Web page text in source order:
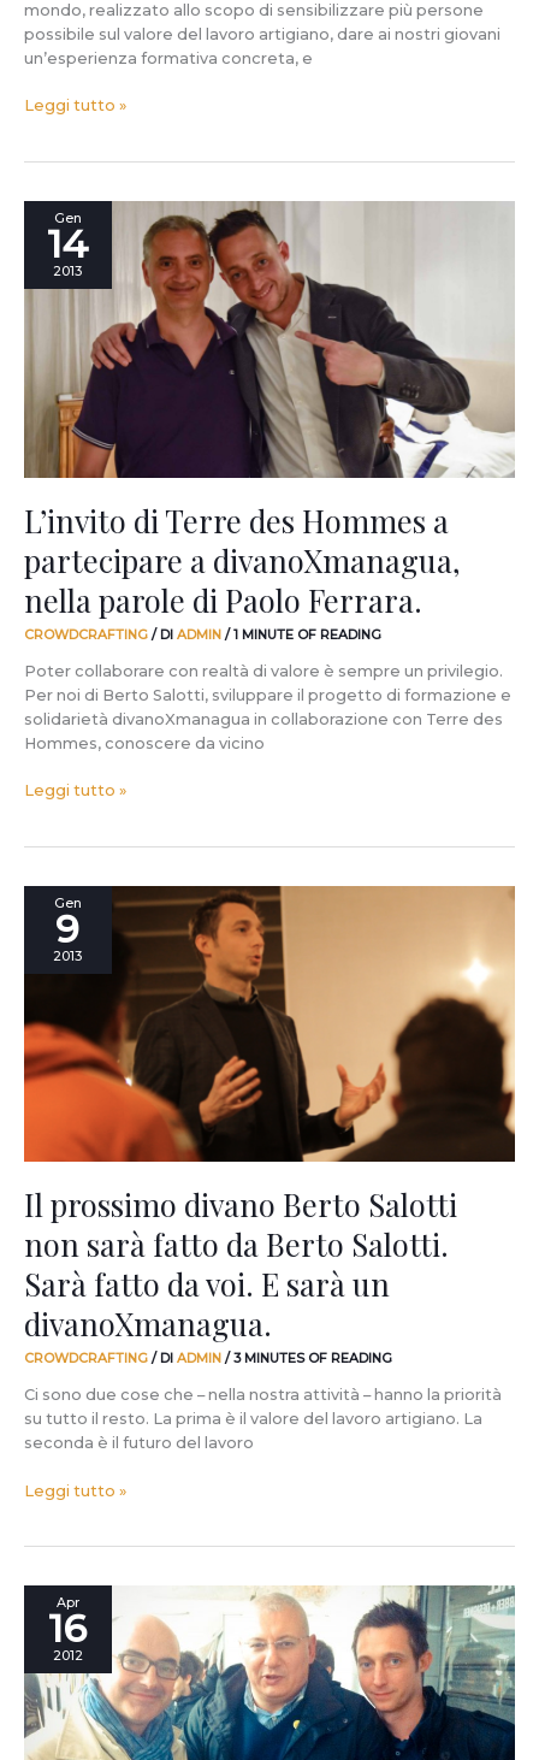
mondo, realizzato allo scopo di sensibilizzare più persone
possibile sul valore del lavoro artigiano, dare ai nostri giovani
un’esperienza formativa concreta, e
Leggi tutto »
Gen
14
2013
L’invito di Terre des Hommes a
partecipare a divanoXmanagua,
nella parole di Paolo Ferrara.
CROWDCRAFTING / DI ADMIN /1 MINUTE OF READING
Poter collaborare con realtà di valore è sempre un privilegio.
Per noi di Berto Salotti, sviluppare il progetto di formazione e
solidarietà divanoXmanagua in collaborazione con Terre des
Hommes, conoscere da vicino
L’invito
Terre
partecipare
divanoXmanagua,
nella
di
Ferrara.
Leggi tutto »
Gen
9
2013
Il prossimo divano Berto Salotti
non sarà fatto da Berto Salotti.
Sarà fatto da voi. E sarà un
divanoXmanagua.
CROWDCRAFTING / DI ADMIN /3 MINUTES OF READING
Ci sono due cose che – nella nostra attività – hanno la priorità
su tutto il resto. La prima è il valore del lavoro artigiano. La
seconda è il futuro del lavoro
prossimo
divano
sarà
fatto
da
Salotti.
Sarà
E
sarà
divanoXmanagua.
Leggi tutto »
Apr
16
2012
giorno
FuoriSalone.
Largo
ai